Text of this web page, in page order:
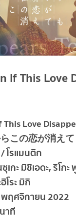
If This Love
This Love
この恋が消え
โรแมนติก
เกะ มิชิเอดะ, ริโกะ
โระ มิกิ
ฤศจิกายน 2022
าที